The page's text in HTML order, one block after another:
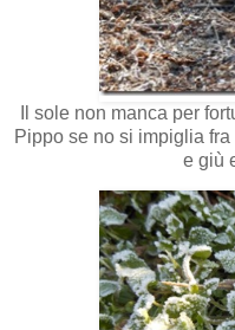
Il sole non manca per
Pippo se no si impiglia
e giù